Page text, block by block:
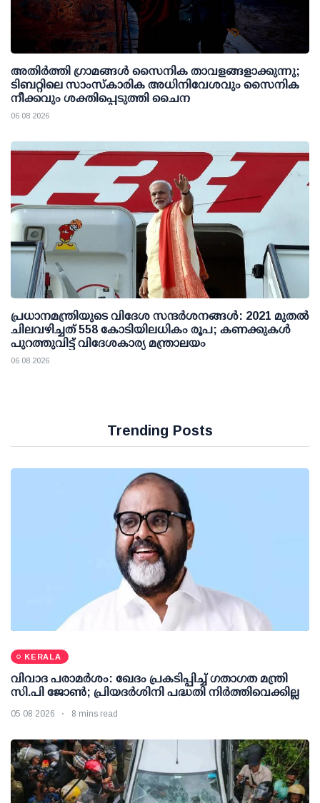
അതിര്‍ത്തി ഗ്രാമങ്ങള്‍ സൈനിക താവളങ്ങളാക്കുന്നു;
ടിബറ്റിലെ സാംസ്‌കാരിക അധിനിവേശവും സൈനിക
നീക്കവും ശക്തിപ്പെടുത്തി ചൈന
06 08 2026
പ്രധാനമന്ത്രിയുടെ വിദേശ സന്ദർശനങ്ങൾ: 2021 മുതൽ
ചിലവഴിച്ചത് 558 കോടിയിലധികം രൂപ; കണക്കുകൾ
പുറത്തുവിട്ട് വിദേശകാര്യ മന്ത്രാലയം
06 08 2026
Trending Posts
KERALA
വിവാദ പരാമര്‍ശം: ഖേദം പ്രകടിപ്പിച്ച് ഗതാഗത മന്ത്രി
സി.പി ജോണ്‍; പ്രിയദര്‍ശിനി പദ്ധതി നിര്‍ത്തിവെക്കില്ല
05 08 2026 8 mins read